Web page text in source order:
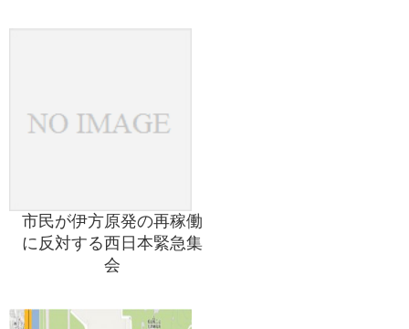
市民が伊方原発の再稼働
に反対する西日本緊急集
会